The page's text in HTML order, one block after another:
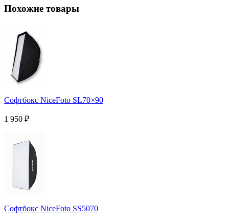
Похожие товары
Софтбокс NiceFoto SL70×90
1 950 ₽
Софтбокс NiceFoto SS5070